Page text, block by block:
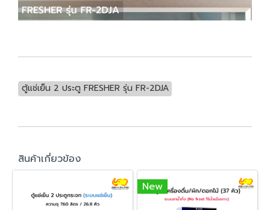
ตู้แช่เย็น 2 ประตู FRESHER รุ่น FR-2DJA
สินค้าเกี่ยวข้อง
New